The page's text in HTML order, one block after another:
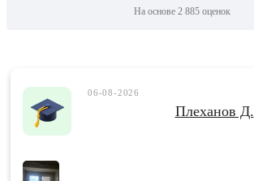
На основе 2 885оценок
06-08-2026
Плеханов Д.